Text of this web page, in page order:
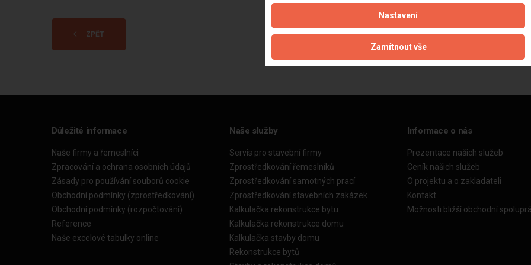
ZPĚT Aktualizováno z portálu ARES dne 10.12.2025 17:52:03
Důležité informace
Naše firmy a řemeslníci
Zpracování a ochrana osobních údajů
Zásady pro používání souborů cookie
Obchodní podmínky (zprostředkování)
Obchodní podmínky (rozpočtování)
Reference
Naše excelové tabulky online
Naše služby
Servis pro stavební firmy
Zprostředkování řemeslníků
Zprostředkování samotných prací
Zprostředkování stavebních zakázek
Kalkulačka rekonstrukce bytu
Kalkulačka rekonstrukce domu
Kalkulačka stavby domu
Rekonstrukce bytů
Informace o nás
Prezentace našich služeb
Ceník našich služeb
O projektu a o zakladateli
Kontakt
Možnosti bližší obchodní
Nastavení
Zamítnout vše